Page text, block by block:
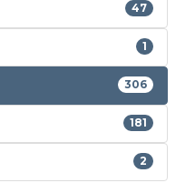
47
1
306
181
2